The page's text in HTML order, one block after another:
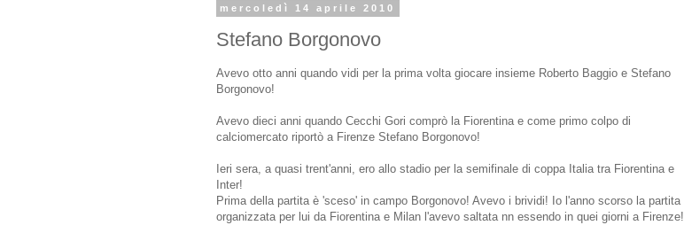
mercoledì 14 aprile 2010
Stefano Borgonovo
Avevo otto anni quando vidi per la prima volta giocare insieme Roberto Baggio e Stefano
Borgonovo!
Avevo dieci anni quando Cecchi Gori comprò la Fiorentina e come primo colpo di
calciomercato riportò a Firenze Stefano Borgonovo!
Ieri sera, a quasi trent'anni, ero allo stadio per la semifinale di coppa Italia tra Fiorentina e
Inter!
Prima della partita è 'sceso' in campo Borgonovo! Avevo i brividi! Io l'anno scorso la partita
organizzata per lui da Fiorentina e Milan l'avevo saltata nn essendo in quei giorni a Firenze!